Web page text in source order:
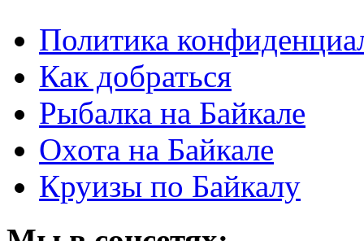
Политика
Как добраться
Рыбалка на Байкале
Охота на Байкале
Круизы по Байкалу